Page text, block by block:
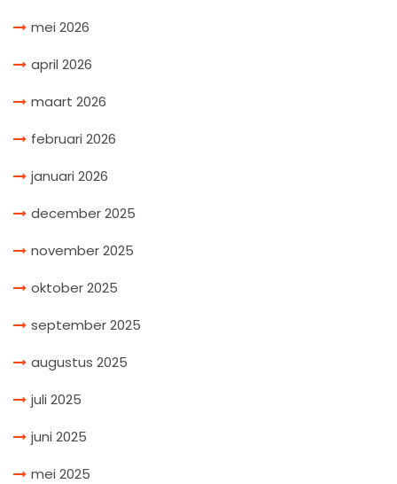
mei 2026
april 2026
maart 2026
februari 2026
januari 2026
december 2025
november 2025
oktober 2025
september 2025
augustus 2025
juli 2025
juni 2025
mei 2025